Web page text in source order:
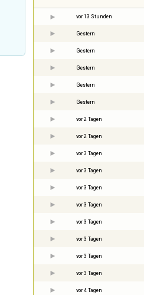
vor 13 Stunden
Gestern
Gestern
Gestern
Gestern
Gestern
vor 2 Tagen
vor 2 Tagen
vor 3 Tagen
vor 3 Tagen
vor 3 Tagen
vor 3 Tagen
vor 3 Tagen
vor 3 Tagen
vor 3 Tagen
vor 3 Tagen
vor 4 Tagen